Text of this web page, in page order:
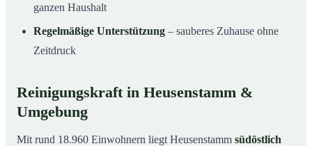
ganzen Haushalt
Regelmäßige Unterstützung – sauberes Zuhause ohne
Zeitdruck
Reinigungskraft in Heusenstamm &
Umgebung
Mit rund 18.960 Einwohnern liegt Heusenstamm südöstlich